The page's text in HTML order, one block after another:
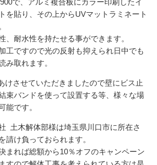
で、アルミ複合板にカラー印刷したイ
を貼り、その上からUVマットラミネート
、耐水性を持たせる事ができます。
工ですので光の反射も抑えられ日中でも
み取れます。
けさせていただきましたので壁にビス止
束バンドを使って設置する等、様々な場
能です。
土木解体部様は埼玉県川口市に所在さ
請け負っておられます。
まれば総額から10％オフのキャンペーン